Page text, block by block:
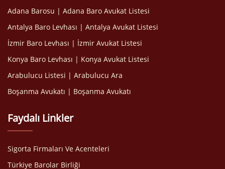
Adana Barosu | Adana Baro Avukat Listesi
Antalya Baro Levhası | Antalya Avukat Listesi
İzmir Baro Levhası | İzmir Avukat Listesi
Konya Baro Levhası | Konya Avukat Listesi
Arabulucu Listesi | Arabulucu Ara
Boşanma Avukatı | Boşanma Avukatı
Faydalı Linkler
Sigorta Firmaları Ve Acenteleri
Türkiye Barolar Birliği